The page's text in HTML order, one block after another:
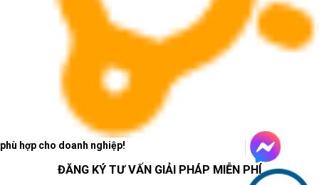
phù hợp cho doanh nghiệp!
ĐĂNG KÝ TƯ VẤN GIẢI PHÁP MIỄN PHÍ